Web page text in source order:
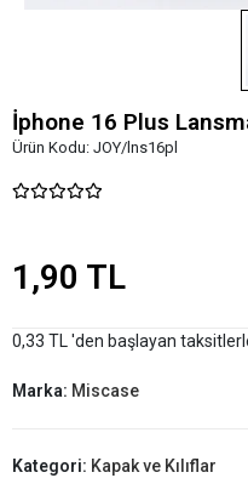
İphone 16 Plus
Ürün Kodu: JOY/lns16pl
1,90 TL
0,33 TL 'den başlayan
Marka: Miscase
Kategori: Kapak ve Kılıflar